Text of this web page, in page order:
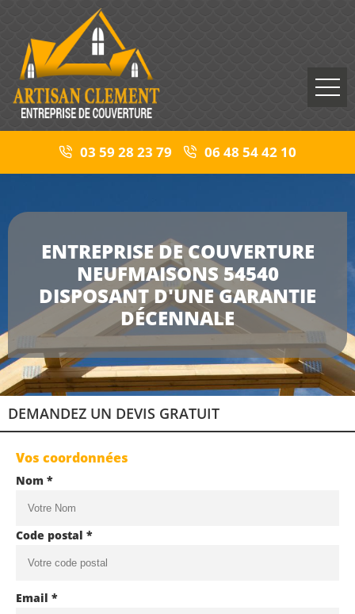
03 59 28 23 79 06 48 54 42 10
ENTREPRISE DE COUVERTURE
NEUFMAISONS 54540
DISPOSANT D'UNE GARANTIE
DÉCENNALE
DEMANDEZ UN DEVIS GRATUIT
Vos coordonnées
Nom *
Code postal *
Email *